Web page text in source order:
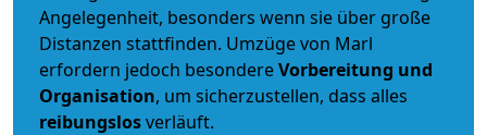
Angelegenheit, besonders wenn sie über große
Distanzen stattfinden. Umzüge von Marl
erfordern jedoch besondereVorbereitung und
Organisation, um sicherzustellen, dass alles
reibungslosverläuft.